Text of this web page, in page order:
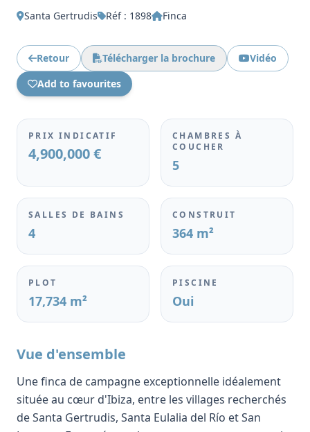
Santa Gertrudis Réf : 1898 Finca
Retour Télécharger la brochure
Vidéo
Add to favourites
PRIX INDICATIF
4,900,000 €
CHAMBRES À
COUCHER
5
SALLES DE BAINS
4
CONSTRUIT
364 m²
PLOT
17,734 m²
PISCINE
Oui
Vue d'ensemble
Une finca de campagne exceptionnelle idéalement
située au cœur d'Ibiza, entre les villages recherchés
de Santa Gertrudis, Santa Eulalia del Río et San